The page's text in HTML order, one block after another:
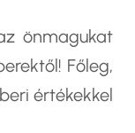
önmagukat
Főleg,
értékekkel